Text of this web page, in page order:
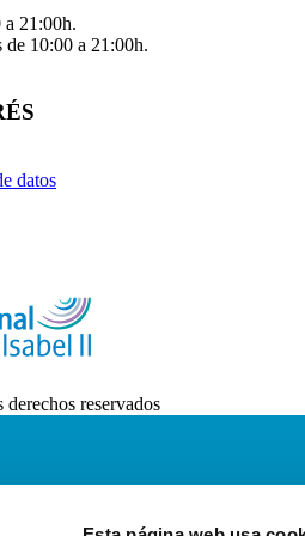
a 21:00h.
de 10:00 a 21:00h.
datos
reservados